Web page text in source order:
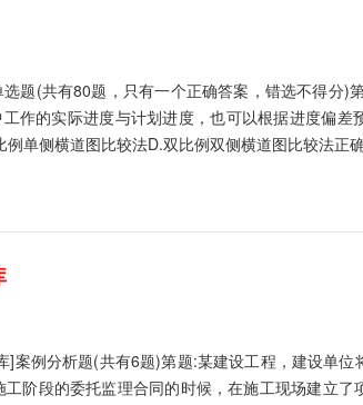
题(共有80题，只有一个正确答案，错选不得分)
作的实际进度与计划进度，也可以根据进度偏差
单侧横道图比较法D.双比例双侧横道图比较法正
]案例分析题(共有6题)第题:某建设工程，建设单位
阶段的委托监理合同的时候，在施工现场建立了